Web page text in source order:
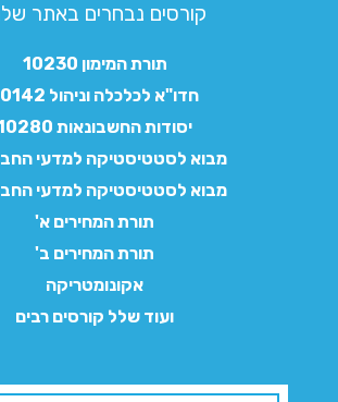
קורסים נבחרים באתר
תורת המימון 10230
חדו"א לכלכלה וניהול 10142
יסודות החשבונאות 10280
מבוא לסטטיסטיקה למדעי
מבוא לסטטיסטיקה למדעי
תורת המחירים א'
תורת המחירים ב'
אקונומטריקה
ועוד שלל קורסים רבים